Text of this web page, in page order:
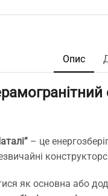
пліснява на
,навіть якщо
їх з усіма
рідинами
з
по телефону
Опис
– це
як основна або